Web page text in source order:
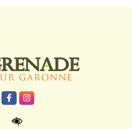
Lien vers le compte Facebook
Lien vers le compte